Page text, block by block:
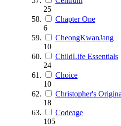
25
Chapter One
6
CheongKwanJang
10
ChildLife Essentials
24
Choice
10
Christopher's
18
Codeage
105